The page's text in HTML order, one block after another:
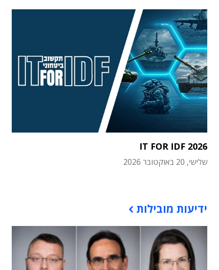
IT FOR IDF 2026
שלישי, 20 באוקטובר 2026
ידיעות מובילות